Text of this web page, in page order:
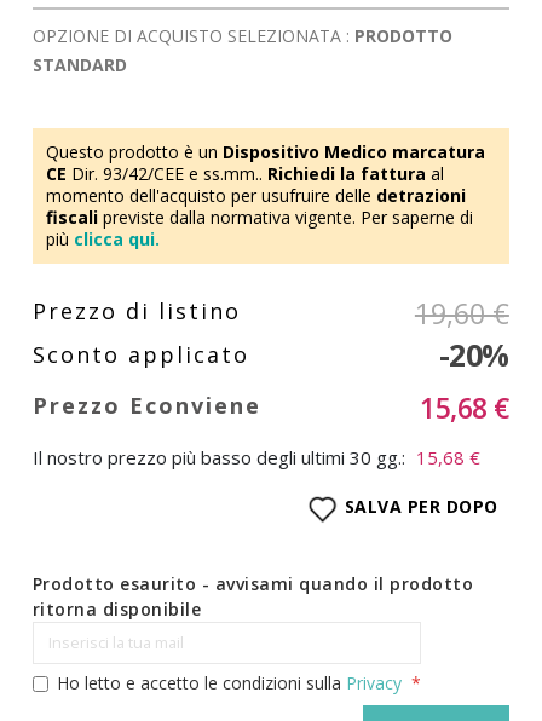
OPZIONE DI ACQUISTO SELEZIONATA : PRODOTTO
STANDARD
Questo prodotto è un Dispositivo Medico marcatura
CE Dir. 93/42/CEE e ss.mm.. Richiedi la fattura al
momento dell'acquisto per usufruire delle detrazioni
fiscalipreviste dalla normativa vigente. Per saperne di
più clicca qui.
19,60 €
-20%
15,68 €
Il nostro prezzo più basso degli ultimi 30 gg.: 15,68 €
SALVA PER DOPO
Prodotto esaurito - avvisami quando il prodotto
ritorna disponibile
Ho letto e accetto le condizioni sulla Privacy